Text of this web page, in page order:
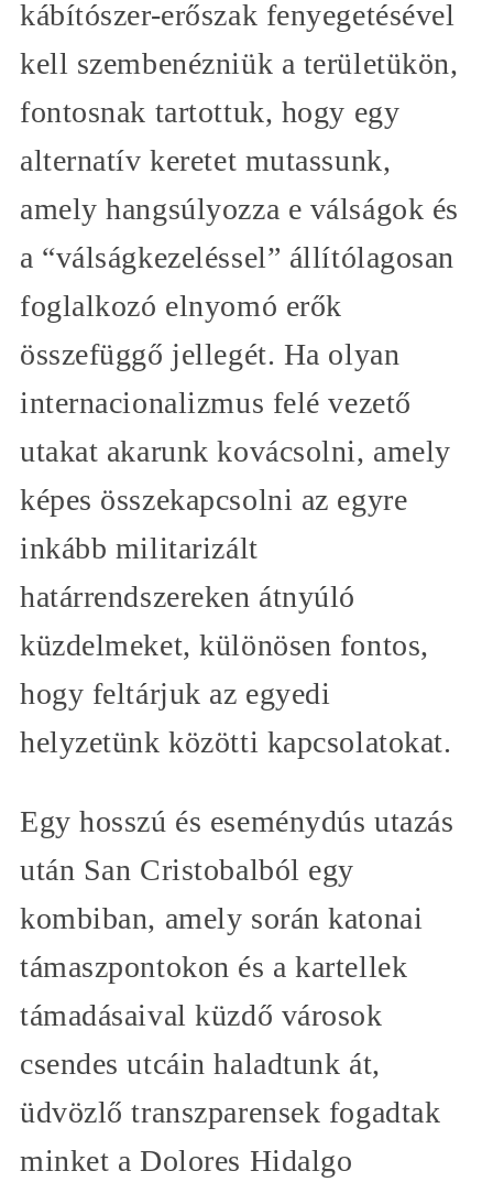
kábítószer-erőszak fenyegetésével
kell szembenézniük a területükön,
fontosnak tartottuk, hogy egy
alternatív keretet mutassunk,
amely hangsúlyozza e válságok és
a “válságkezeléssel” állítólagosan
foglalkozó elnyomó erők
összefüggő jellegét. Ha olyan
internacionalizmus felé vezető
utakat akarunk kovácsolni, amely
képes összekapcsolni az egyre
inkább militarizált
határrendszereken átnyúló
küzdelmeket, különösen fontos,
hogy feltárjuk az egyedi
helyzetünk közötti kapcsolatokat.
Egy hosszú és eseménydús utazás
után San Cristobalból egy
kombiban, amely során katonai
támaszpontokon és a kartellek
támadásaival küzdő városok
csendes utcáin haladtunk át,
üdvözlő transzparensek fogadtak
minket a Dolores Hidalgo